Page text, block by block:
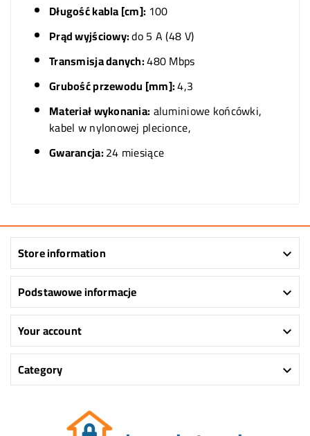
Długość kabla [cm]: 100
Prąd wyjściowy:do 5 A (48 V)
Transmisja danych:480 Mbps
Grubość przewodu [mm]:4,3
Materiał wykonania: aluminiowe końcówki,
kabel w nylonowej plecionce,
Gwarancja:24 miesiące
Store information 
Podstawowe informacje 
Your account 
Category 